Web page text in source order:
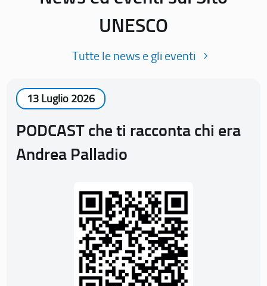
UNESCO
Tutte le news e gli eventi
13 Luglio 2026
PODCAST che ti racconta chi era
Andrea Palladio